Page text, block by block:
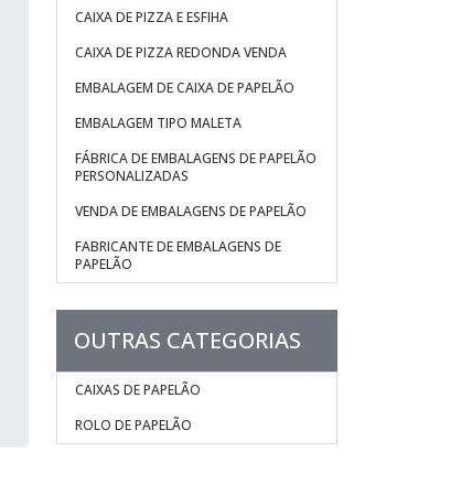
CAIXA DE PIZZA E ESFIHA
CAIXA DE PIZZA REDONDA VENDA
EMBALAGEM DE CAIXA DE PAPELÃO
EMBALAGEM TIPO MALETA
FÁBRICA DE EMBALAGENS DE PAPELÃO
PERSONALIZADAS
VENDA DE EMBALAGENS DE PAPELÃO
FABRICANTE DE EMBALAGENS DE
PAPELÃO
OUTRAS CATEGORIAS
CAIXAS DE PAPELÃO
ROLO DE PAPELÃO